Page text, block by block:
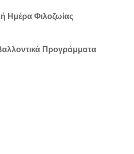
Ημέρα Φιλοζωίας
Προγράμματα